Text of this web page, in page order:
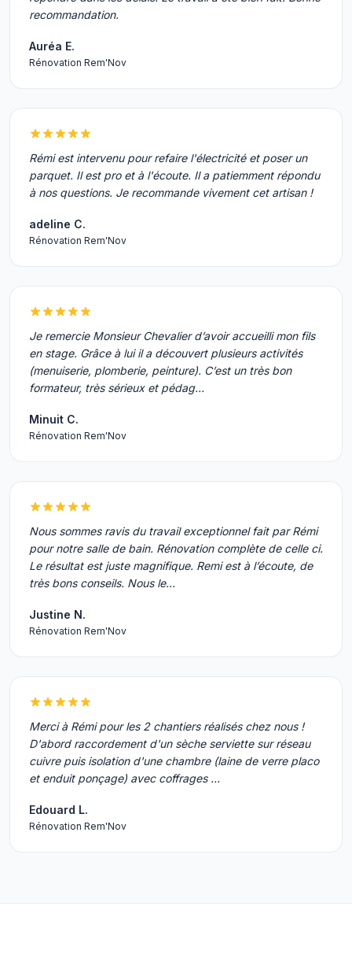
recommandation.
Auréa E.
Rénovation Rem'Nov
Rémi est intervenu pour refaire l'électricité et poser un
parquet. Il est pro et à l'écoute. Il a patiemment répondu
à nos questions. Je recommande vivement cet artisan !
adeline C.
Rénovation Rem'Nov
Je remercie Monsieur Chevalier d’avoir accueilli mon fils
en stage. Grâce à lui il a découvert plusieurs activités
(menuiserie, plomberie, peinture). C’est un très bon
formateur, très sérieux et pédag…
Minuit C.
Rénovation Rem'Nov
Nous sommes ravis du travail exceptionnel fait par Rémi
pour notre salle de bain. Rénovation complète de celle ci.
Le résultat est juste magnifique. Remi est à l’écoute, de
très bons conseils. Nous le…
Justine N.
Rénovation Rem'Nov
Merci à Rémi pour les 2 chantiers réalisés chez nous !
D'abord raccordement d'un sèche serviette sur réseau
cuivre puis isolation d'une chambre (laine de verre placo
et enduit ponçage) avec coffrages …
Edouard L.
Rénovation Rem'Nov